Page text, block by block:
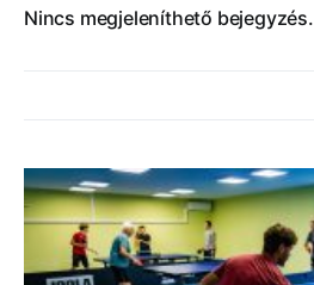
Nincs megjeleníthető bejegyzés.